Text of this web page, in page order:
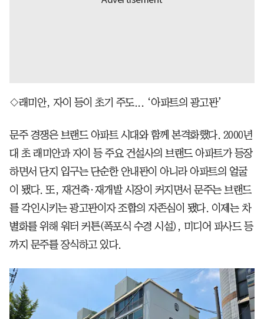
◇래미안, 자이 등이 초기 주도... ‘아파트의 광고판’
문주 경쟁은 브랜드 아파트 시대와 함께 본격화했다. 2000년
대 초 래미안과 자이 등 주요 건설사의 브랜드 아파트가 등장
하면서 단지 입구는 단순한 안내판이 아니라 아파트의 얼굴
이 됐다. 또, 재건축·재개발 시장이 커지면서 문주는 브랜드
를 각인시키는 광고판이자 조합의 자존심이 됐다. 이제는 차
별화를 위해 워터 커튼(폭포식 수경 시설), 미디어 파사드 등
까지 문주를 장식하고 있다.